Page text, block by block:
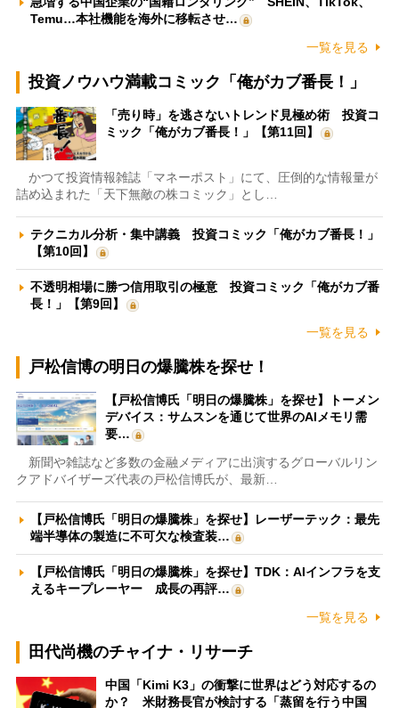
Temu…本社機能を海外に移転させ…
一覧を見る
投資ノウハウ満載コミック「俺がカブ番長！」
「売り時」を逃さないトレンド見極め術 投資コ
ミック「俺がカブ番長！」【第11回】
かつて投資情報雑誌「マネーポスト」にて、圧倒的な情報量が
詰め込まれた「天下無敵の株コミック」とし…
テクニカル分析・集中講義 投資コミック「俺がカブ番長！」
【第10回】
不透明相場に勝つ信用取引の極意 投資コミック「俺がカブ番
長！」【第9回】
一覧を見る
戸松信博の明日の爆騰株を探せ！
【戸松信博氏「明日の爆騰株」を探せ】トーメン
デバイス：サムスンを通じて世界のAIメモリ需
要…
新聞や雑誌など多数の金融メディアに出演するグローバルリン
クアドバイザーズ代表の戸松信博氏が、最新…
【戸松信博氏「明日の爆騰株」を探せ】レーザーテック：最先
端半導体の製造に不可欠な検査装…
【戸松信博氏「明日の爆騰株」を探せ】TDK：AIインフラを支
えるキープレーヤー 成長の再評…
一覧を見る
田代尚機のチャイナ・リサーチ
中国「Kimi K3」の衝撃に世界はどう対応するの
か？ 米財務長官が検討する「蒸留を行う中国